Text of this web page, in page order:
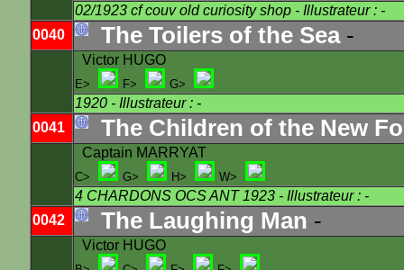
02/1923 cf couv old curiosity shop - Illustrateur : -
0040
The Toilers of the Sea -
Victor HUGO
E> F> G>
1920 - Illustrateur : -
0041
The Children of the New
Captain MARRYAT
C> G> H> W>
4 CHARDONS OCS ANT 1923 - Illustrateur : -
0042
The Laughing Man -
Victor HUGO